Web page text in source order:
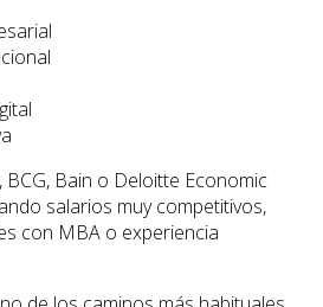
Bain o Deloitte Economic
salarios muy competitivos,
con MBA o experiencia